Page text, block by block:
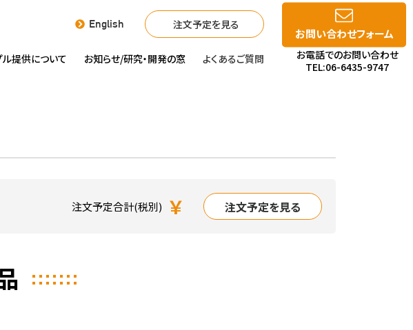
English 注文予定を見る
ル提供について お知らせ/研究・開発の窓 よくあるご質問
お問い合わせフォーム
お電話でのお問い合わせ
TEL:06-6435-9747
注文予定合計(税別) ￥ 注文予定を見る